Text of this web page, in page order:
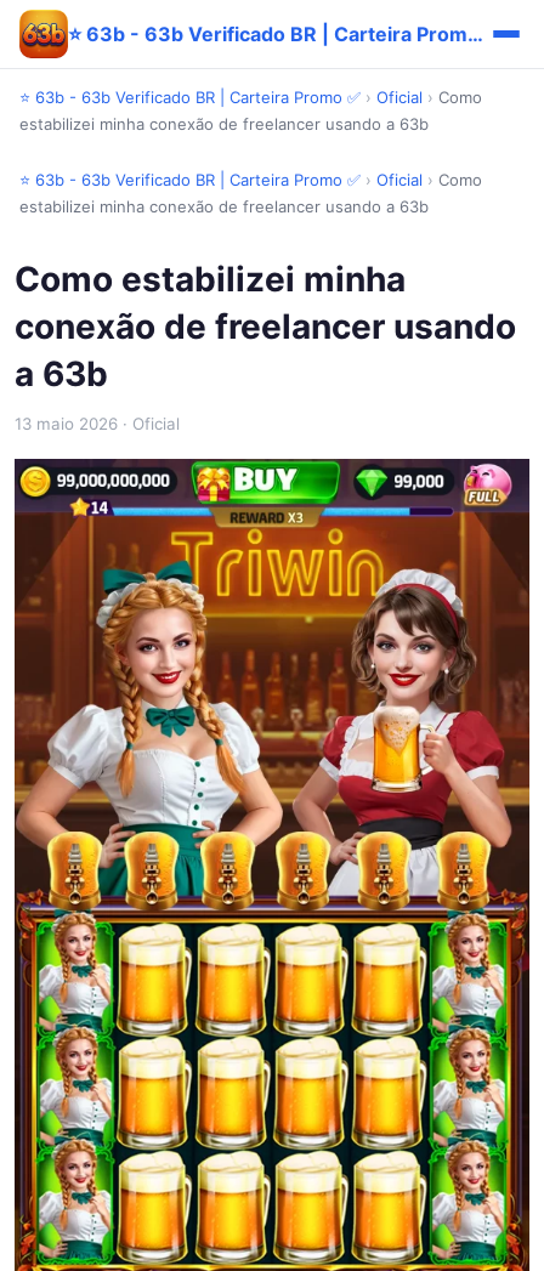
⭐ 63b - 63b Verificado BR | Carteira Promo ✅
⭐ 63b - 63b Verificado BR | Carteira Promo ✅ › Oficial › Como
estabilizei minha conexão de freelancer usando a 63b
⭐ 63b - 63b Verificado BR | Carteira Promo ✅ › Oficial › Como
estabilizei minha conexão de freelancer usando a 63b
Como estabilizei minha
conexão de freelancer usando
a 63b
13 maio 2026 · Oficial